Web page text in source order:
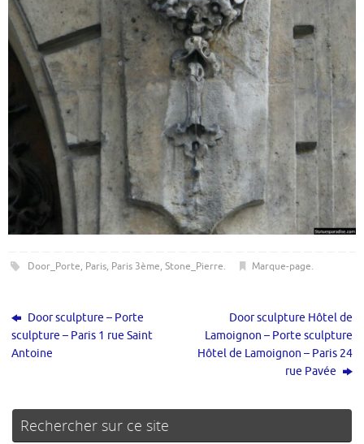
Door_Porte, Paris, Paris 3ème, Stone_Pierre. Marque-page.
Door sculpture – Porte
sculpture – Paris 1 rue Saint
Antoine
Door sculpture Hôtel de
Lamoignon – Porte sculpture
Hôtel de Lamoignon – Paris 24
rue Pavée
Rechercher sur ce site